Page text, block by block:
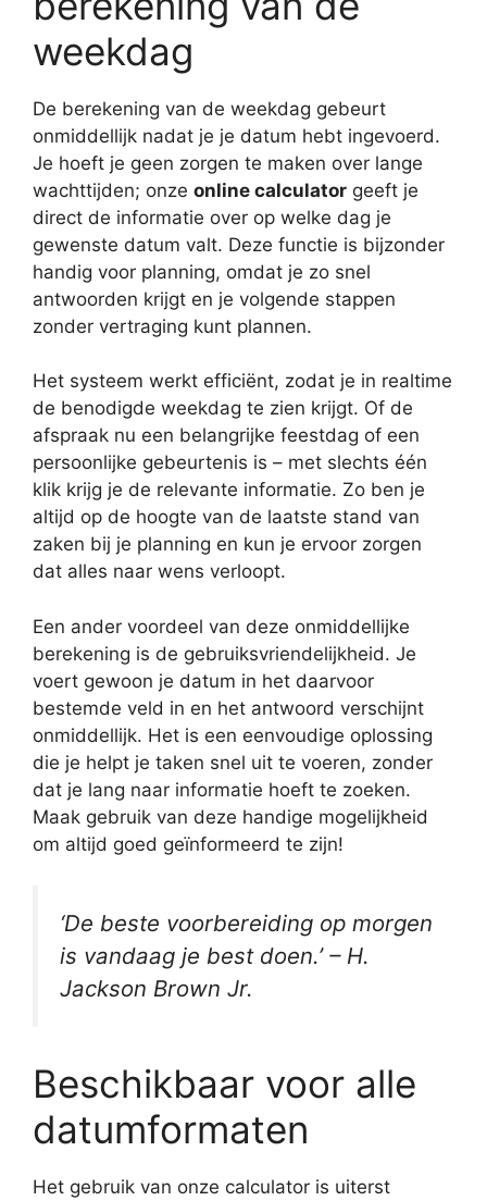
weekdag
De berekening van de weekdag gebeurt
onmiddellijk nadat je je datum hebt ingevoerd.
Je hoeft je geen zorgen te maken over lange
wachttijden; onze online calculator geeft je
direct de informatie over op welke dag je
gewenste datum valt. Deze functie is bijzonder
handig voor planning, omdat je zo snel
antwoorden krijgt en je volgende stappen
zonder vertraging kunt plannen.
Het systeem werkt efficiënt, zodat je in realtime
de benodigde weekdag te zien krijgt. Of de
afspraak nu een belangrijke feestdag of een
persoonlijke gebeurtenis is – met slechts één
klik krijg je de relevante informatie. Zo ben je
altijd op de hoogte van de laatste stand van
zaken bij je planning en kun je ervoor zorgen
dat alles naar wens verloopt.
Een ander voordeel van deze onmiddellijke
berekening is de gebruiksvriendelijkheid. Je
voert gewoon je datum in het daarvoor
bestemde veld in en het antwoord verschijnt
onmiddellijk. Het is een eenvoudige oplossing
die je helpt je taken snel uit te voeren, zonder
dat je lang naar informatie hoeft te zoeken.
Maak gebruik van deze handige mogelijkheid
om altijd goed geïnformeerd te zijn!
‘De beste voorbereiding op morgen
is vandaag je best doen.’ – H.
Jackson Brown Jr.
Beschikbaar voor alle
datumformaten
Het gebruik van onze calculator is uiterst